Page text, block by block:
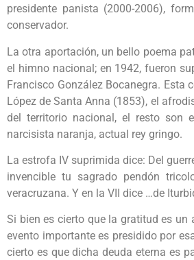
presidente panista (2000-2006),
conservador.
La otra aportación, un bello poema
el himno nacional; en 1942, fueron
Francisco González Bocanegra.
López de Santa Anna (1853), el
del territorio nacional, el resto son
narcisista naranja, actual rey gringo.
La estrofa IV suprimida dice: Del
invencible tu sagrado pendón
veracruzana. Y en la VII dice …de
Si bien es cierto que la gratitud es un
evento importante es presidido por
cierto es que dicha deuda eterna es